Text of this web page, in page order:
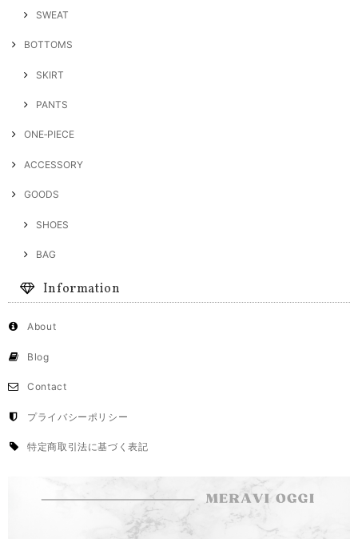
SWEAT
BOTTOMS
SKIRT
PANTS
ONE‐PIECE
ACCESSORY
GOODS
SHOES
BAG
Information
About
Blog
Contact
プライバシーポリシー
特定商取引法に基づく表記